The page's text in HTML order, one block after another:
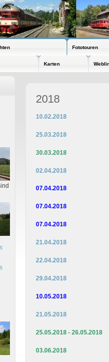
Fototouren
Karten
2018
25.03.2018
30.03.2018
02.04.2018
07.04.2018
07.04.2018
07.04.2018
21.04.2018
22.04.2018
29.04.2018
10.05.2018
21.05.2018
25.05.2018 - 26.05.2018
03.06.2018